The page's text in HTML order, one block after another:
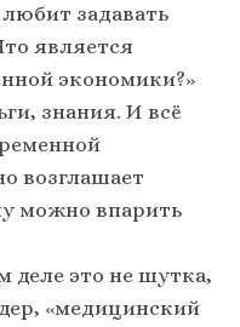
задавать
является
экономики?»
знания. И всё
возглашает
можно впарить
деле это не шутка,
«медицинский